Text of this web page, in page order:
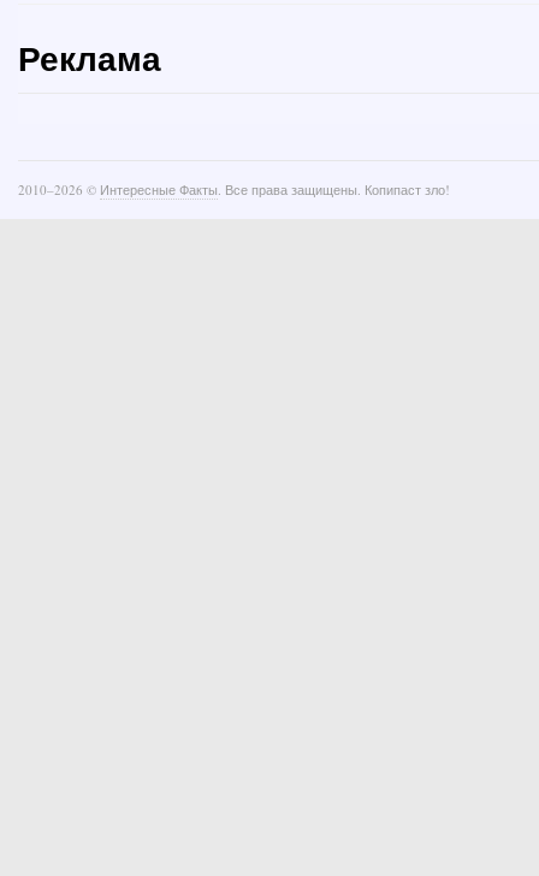
Реклама
2010–2026 © Интересные Факты. Все права защищены. Копипаст зло!